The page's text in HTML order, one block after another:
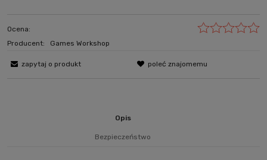
Ocena:
Producent:
Games Workshop
zapytaj o produkt poleć znajomemu
Opis
Bezpieczeństwo